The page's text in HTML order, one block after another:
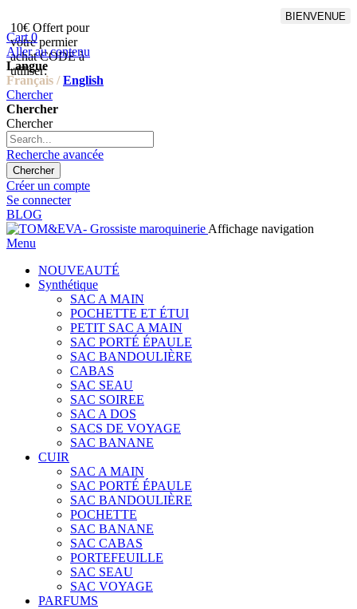
10€ Offert pour
votre permier
achat CODE à
utiliser:
BIENVENUE
Cart 0
Aller au contenu
Langue
Français / English
Chercher
Chercher
Chercher
Recherche avancée
Chercher
Créer un compte
Se connecter
BLOG
Affichage navigation
Menu
NOUVEAUTÉ
Synthétique
SAC A MAIN
POCHETTE ET ÉTUI
PETIT SAC A MAIN
SAC PORTÉ ÉPAULE
SAC BANDOULIÈRE
CABAS
SAC SEAU
SAC SOIREE
SAC A DOS
SACS DE VOYAGE
SAC BANANE
CUIR
SAC A MAIN
SAC PORTÉ ÉPAULE
SAC BANDOULIÈRE
POCHETTE
SAC BANANE
SAC CABAS
PORTEFEUILLE
SAC SEAU
SAC VOYAGE
PARFUMS